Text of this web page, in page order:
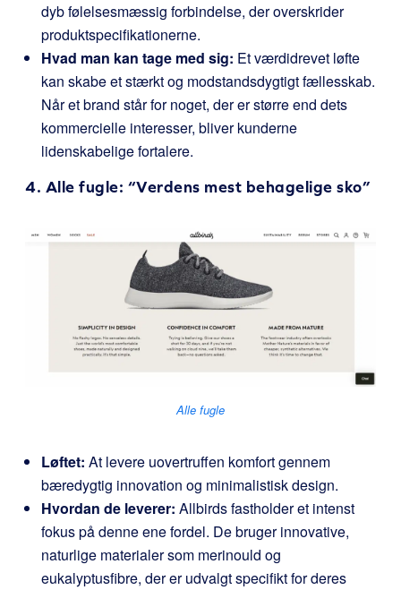
dyb følelsesmæssig forbindelse, der overskrider
produktspecifikationerne.
Hvad man kan tage med sig: Et værdidrevet løfte
kan skabe et stærkt og modstandsdygtigt fællesskab.
Når et brand står for noget, der er større end dets
kommercielle interesser, bliver kunderne
lidenskabelige fortalere.
4. Alle fugle: “Verdens mest behagelige sko”
Alle fugle
Løftet: At levere uovertruffen komfort gennem
bæredygtig innovation og minimalistisk design.
Hvordan de leverer: Allbirds fastholder et intenst
fokus på denne ene fordel. De bruger innovative,
naturlige materialer som merinould og
eukalyptusfibre, der er udvalgt specifikt for deres